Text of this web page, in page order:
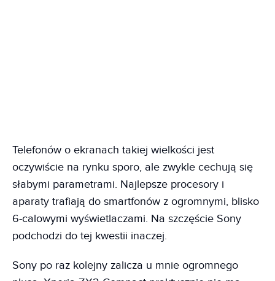
Telefonów o ekranach takiej wielkości jest
oczywiście na rynku sporo, ale zwykle cechują się
słabymi parametrami. Najlepsze procesory i
aparaty trafiają do smartfonów z ogromnymi, blisko
6-calowymi wyświetlaczami. Na szczęście Sony
podchodzi do tej kwestii inaczej.
Sony po raz kolejny zalicza u mnie ogromnego